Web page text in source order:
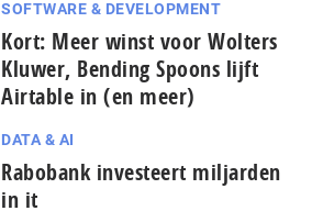
SOFTWARE & DEVELOPMENT
Kort: Meer winst voor Wolters
Kluwer, Bending Spoons lijft
Airtable in (en meer)
DATA & AI
Rabobank investeert miljarden
in it